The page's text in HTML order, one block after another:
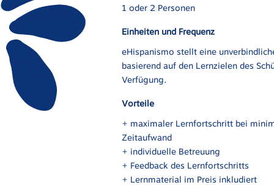
1 oder 2 Personen
Einheiten und Frequenz
eHispanismo stellt eine
basierend auf den Lernzielen des
Verfügung.
Vorteile
+ maximaler Lernfortschritt bei
Zeitaufwand
+ individuelle Betreuung
+ Feedback des Lernfortschritts
+ Lernmaterial im Preis inkludiert